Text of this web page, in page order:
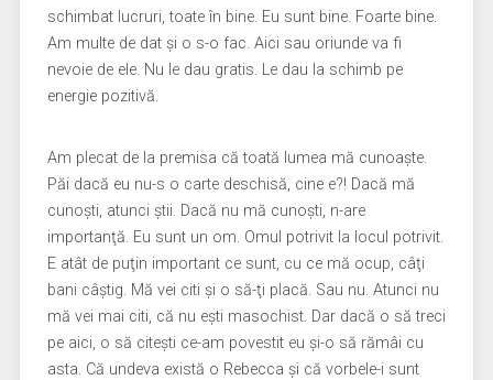
schimbat lucruri, toate în bine. Eu sunt bine. Foarte bine.
Am multe de dat şi o s-o fac. Aici sau oriunde va fi
nevoie de ele. Nu le dau gratis. Le dau la schimb pe
energie pozitivă.
Am plecat de la premisa că toată lumea mă cunoaşte.
Păi dacă eu nu-s o carte deschisă, cine e?! Dacă mă
cunoşti, atunci ştii. Dacă nu mă cunoşti, n-are
importanţă. Eu sunt un om. Omul potrivit la locul potrivit.
E atât de puţin important ce sunt, cu ce mă ocup, câţi
bani câştig. Mă vei citi şi o să-ţi placă. Sau nu. Atunci nu
mă vei mai citi, că nu eşti masochist. Dar dacă o să treci
pe aici, o să citeşti ce-am povestit eu şi-o să rămâi cu
asta. Că undeva există o Rebecca şi că vorbele-i sunt